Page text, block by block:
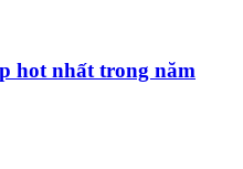
hot nhất trong năm